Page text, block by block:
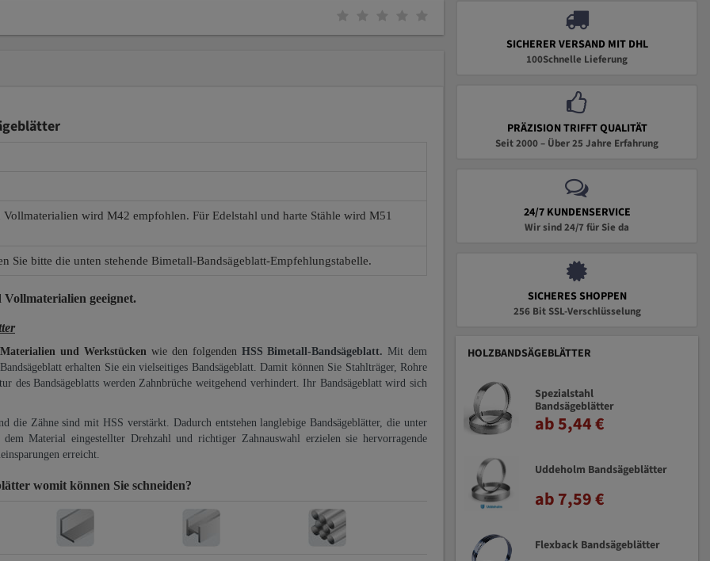
wird M42 empfohlen. Für Edelstahl und harte Stähle wird M51
Sie bitte die unten stehende Bimetall-Bandsägeblatt-Empfehlungstabelle.
geeignet.
und Werkstücken wie den folgenden HSS Bimetall-Bandsägeblatt. Mit dem
erhalten Sie ein vielseitiges Bandsägeblatt. Damit können Sie Stahlträger, Rohre
des Bandsägeblatts werden Zahnbrüche weitgehend verhindert. Ihr Bandsägeblatt wird sich
die Zähne sind mit HSS verstärkt. Dadurch entstehen langlebige Bandsägeblätter, die unter
Material eingestellter Drehzahl und richtiger Zahnauswahl erzielen sie hervorragende
erreicht.
womit können Sie schneiden?
SICHERER VERSAND MIT DHL
100Schnelle Lieferung
PRÄZISION TRIFFT QUALITÄT
Seit 2000 – Über 25 Jahre Erfahrung
24/7 KUNDENSERVICE
Wir sind 24/7 für Sie da
SICHERES SHOPPEN
256 Bit SSL-Verschlüsselung
HOLZBANDSÄGEBLÄTTER
Spezialstahl
Bandsägeblätter
ab 5,44 €
Uddeholm Bandsägeblätter
ab 7,59 €
Flexback Bandsägeblätter